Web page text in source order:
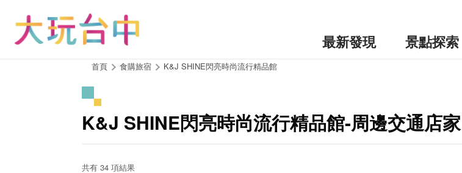
最新發現 景點探索
首頁 食購旅宿 K&J SHINE閃亮時尚流行精品館
K&J SHINE閃亮時尚流行精品館-周邊交通店家
共有 34 項結果